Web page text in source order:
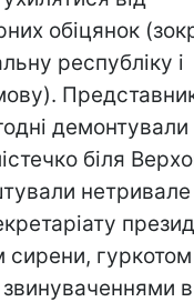
обіцянок
республіку і
демонтували
біля
сирени, гуркотом
звинуваченнями в